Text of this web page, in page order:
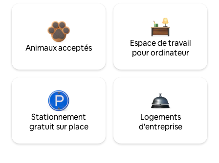
Animaux acceptés
Espace de travail
pour ordinateur
Stationnement
gratuit sur place
Logements
d'entreprise